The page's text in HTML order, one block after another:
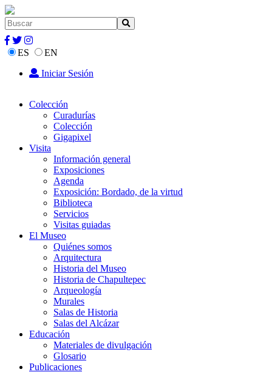
ES
EN
Iniciar Sesión
Colección
Curadurías
Colección
Gigapixel
Visita
Información general
Exposiciones
Agenda
Exposición: Bordado, de la virtud
Biblioteca
Servicios
Visitas guiadas
El Museo
Quiénes somos
Arquitectura
Historia del Museo
Historia de Chapultepec
Arqueología
Murales
Salas de Historia
Salas del Alcázar
Educación
Materiales de divulgación
Glosario
Publicaciones